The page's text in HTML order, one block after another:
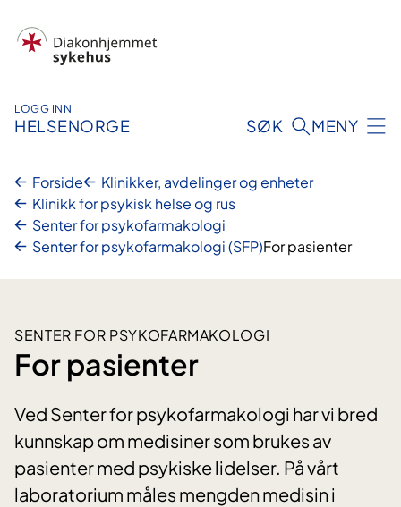
innhold
LOGG INN
HELSENORGE SØK MENY
Forside
Klinikker, avdelinger og enheter
Klinikk for psykisk helse og rus
Senter for psykofarmakologi
Senter for psykofarmakologi (SFP)For pasienter
SENTER FOR PSYKOFARMAKOLOGI
For pasienter
Ved Senter for psykofarmakologi har vi bred
kunnskap om medisiner som brukes av
pasienter med psykiske lidelser. På vårt
laboratorium måles mengden medisin i